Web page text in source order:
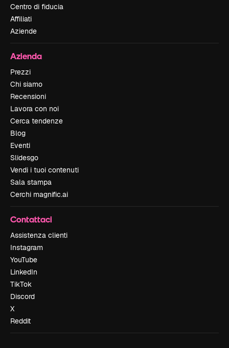
Centro di fiducia
Affiliati
Aziende
Azienda
Prezzi
Chi siamo
Recensioni
Lavora con noi
Cerca tendenze
Blog
Eventi
Slidesgo
Vendi i tuoi contenuti
Sala stampa
Cerchi magnific.ai
Contattaci
Assistenza clienti
Instagram
YouTube
LinkedIn
TikTok
Discord
X
Reddit